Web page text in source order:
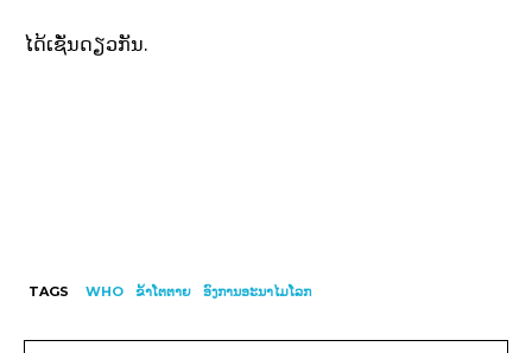
ໄດ້ເຊັ່ນດຽວກັນ.
TAGS WHO ຂ້າໂຕຕາຍ ອົງການອະນາໄມໂລກ